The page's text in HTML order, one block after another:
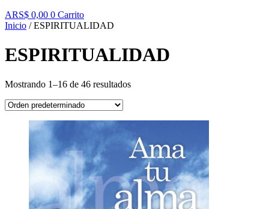
ARS$ 0,00 0 Carrito
Inicio / ESPIRITUALIDAD
ESPIRITUALIDAD
Mostrando 1–16 de 46 resultados